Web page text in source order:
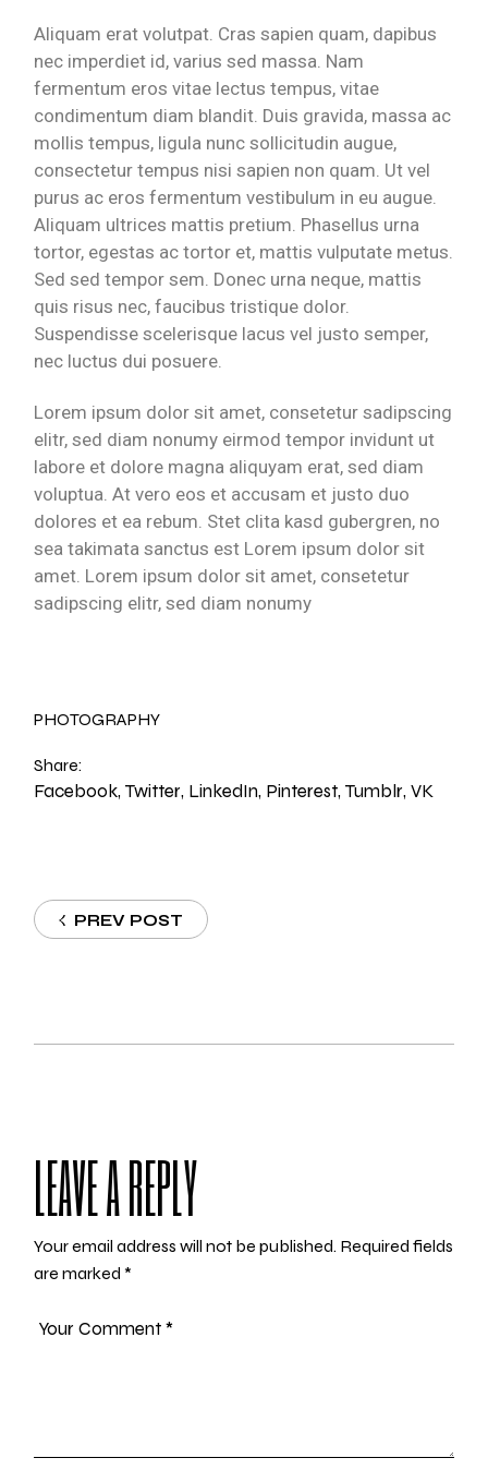
Aliquam erat volutpat. Cras sapien quam, dapibus
nec imperdiet id, varius sed massa. Nam
fermentum eros vitae lectus tempus, vitae
condimentum diam blandit. Duis gravida, massa ac
mollis tempus, ligula nunc sollicitudin augue,
consectetur tempus nisi sapien non quam. Ut vel
purus ac eros fermentum vestibulum in eu augue.
Aliquam ultrices mattis pretium. Phasellus urna
tortor, egestas ac tortor et, mattis vulputate metus.
Sed sed tempor sem. Donec urna neque, mattis
quis risus nec, faucibus tristique dolor.
Suspendisse scelerisque lacus vel justo semper,
nec luctus dui posuere.
Lorem ipsum dolor sit amet, consetetur sadipscing
elitr, sed diam nonumy eirmod tempor invidunt ut
labore et dolore magna aliquyam erat, sed diam
voluptua. At vero eos et accusam et justo duo
dolores et ea rebum. Stet clita kasd gubergren, no
sea takimata sanctus est Lorem ipsum dolor sit
amet. Lorem ipsum dolor sit amet, consetetur
sadipscing elitr, sed diam nonumy
PHOTOGRAPHY
Share:
Facebook Twitter LinkedIn Pinterest Tumblr VK
PREV POST
LEAVE A REPLY
Your email address will not be published. Required fields
are marked*